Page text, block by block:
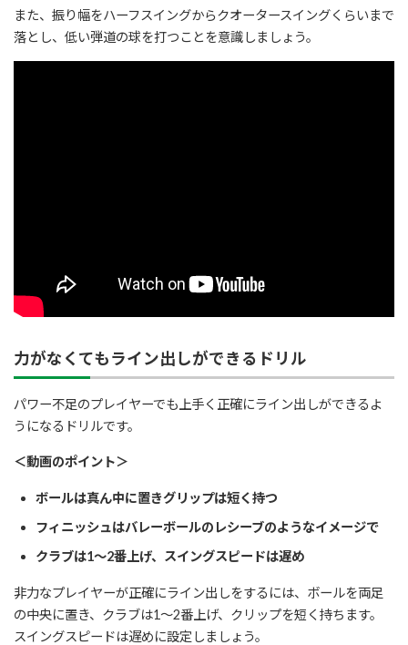
また、振り幅をハーフスイングからクオータースイングくらいまで
落とし、低い弾道の球を打つことを意識しましょう。
力がなくてもライン出しができるドリル
パワー不足のプレイヤーでも上手く正確にライン出しができるよ
うになるドリルです。
＜動画のポイント＞
ボールは真ん中に置きグリップは短く持つ
フィニッシュはバレーボールのレシーブのようなイメージで
クラブは1～2番上げ、スイングスピードは遅め
非力なプレイヤーが正確にライン出しをするには、ボールを両足
の中央に置き、クラブは1～2番上げ、クリップを短く持ちます。
スイングスピードは遅めに設定しましょう。